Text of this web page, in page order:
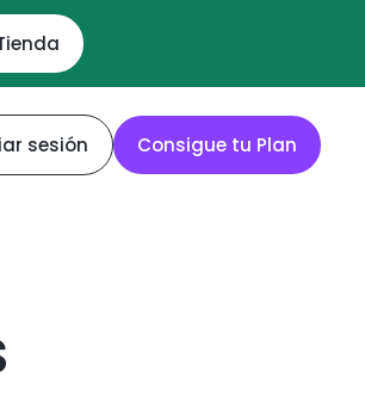
sesión Consigue tu Plan